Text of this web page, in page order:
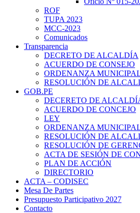
ROF
TUPA 2023
MCC-2023
Comunicados
Transparencia
DECRETO DE ALCALDÍA
ACUERDO DE CONSEJO
ORDENANZA
RESOLUCIÓN DE
GOB.PE
DECERETO DE
ACUERDO DE CONCEJO
LEY
ORDENANZA
RESOLUCIÓN DE
RESOLUCIÓN DE
ACTA DE SESIÓN DE
PLAN DE ACCIÓN
DIRECTORIO
ACTA – CODISEC
Mesa De Partes
Presupuesto Participativo 2027
Contacto